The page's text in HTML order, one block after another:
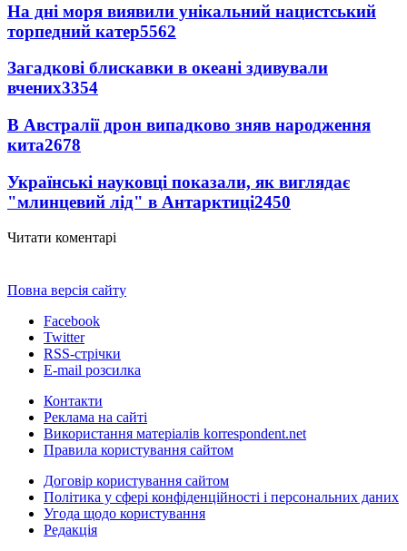
На дні моря виявили унікальний нацистський
торпедний катер5562
Загадкові блискавки в океані здивували
вчених3354
В Австралії дрон випадково зняв народження
кита2678
Українські науковці показали, як виглядає
"млинцевий лід" в Антарктиці2450
Читати коментарі
Повна версія сайту
Facebook
Twitter
RSS-стрічки
E-mail розсилка
Контакти
Реклама на сайті
Використання матеріалів korrespondent.net
Правила користування сайтом
Договір користування сайтом
Політика у сфері конфіденційності і персональних даних
Угода щодо користування
Редакція